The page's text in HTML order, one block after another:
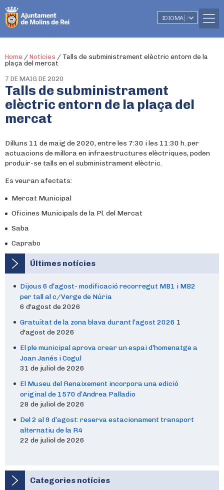
IDIOMA ▼
Home / Notícies / Talls de subministrament elèctric entorn de la
plaça del mercat
7 DE MAIG DE 2020
Talls de subministrament
elèctric entorn de la plaça del
mercat
Dilluns 11 de maig de 2020, entre les 7:30 i les 11:30 h. per
actuacions de millora en infraestructures elèctriques, poden
produir-se talls en el subministrament elèctric.
Es veuran afectats:
Mercat Municipal
Oficines Municipals de la Pl. del Mercat
Saba
Caprabo
Últimes notícies
Dijous 6 d’agost- modificació recorregut MB1 i MB2
per tall al c/Verge de Núria
6 d'agost de 2026
Gratuïtat de la zona blava durant l’agost 2026 1
d'agost de 2026
El ple municipal aprova crear un espai d’homenatge a
Joan Janés i Cogul
31 de juliol de 2026
El Museu del Renaixement incorpora una edició
original de 1570 d’Andrea Palladio
28 de juliol de 2026
Del 2 al 9 d’agost: reserva estacionament transport
alternatiu de la R4
22 de juliol de 2026
Categories notícies